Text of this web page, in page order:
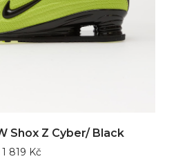
Shox Z Cyber/ Black
1 819 Kč